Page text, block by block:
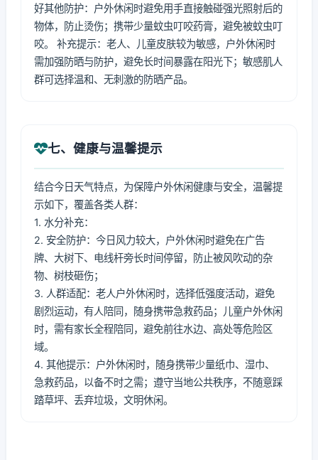
好其他防护：户外休闲时避免用手直接触碰强光照射后的
物体，防止烫伤；携带少量蚊虫叮咬药膏，避免被蚊虫叮
咬。 补充提示：老人、儿童皮肤较为敏感，户外休闲时
需加强防晒与防护，避免长时间暴露在阳光下；敏感肌人
群可选择温和、无刺激的防晒产品。
七、健康与温馨提示
结合今日天气特点，为保障户外休闲健康与安全，温馨提
示如下，覆盖各类人群：
1. 水分补充：
2. 安全防护：今日风力较大，户外休闲时避免在广告
牌、大树下、电线杆旁长时间停留，防止被风吹动的杂
物、树枝砸伤；
3. 人群适配：老人户外休闲时，选择低强度活动，避免
剧烈运动，有人陪同，随身携带急救药品；儿童户外休闲
时，需有家长全程陪同，避免前往水边、高处等危险区
域。
4. 其他提示：户外休闲时，随身携带少量纸巾、湿巾、
急救药品，以备不时之需；遵守当地公共秩序，不随意踩
踏草坪、丢弃垃圾，文明休闲。